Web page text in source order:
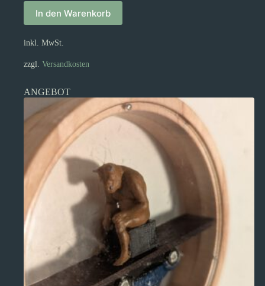
In den Warenkorb
inkl. MwSt.
zzgl. Versandkosten
ANGEBOT